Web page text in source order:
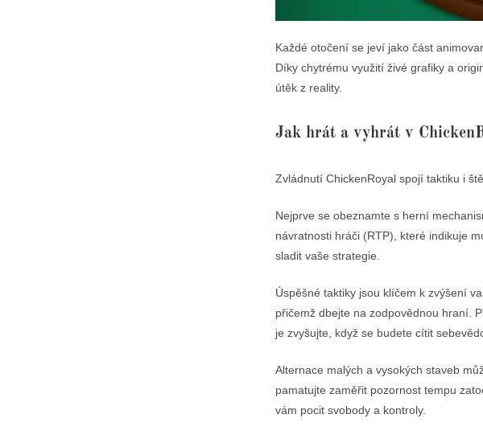
Každé otočení se jeví jako část
Díky chytrému využití živé grafiky a
útěk z reality.
Jak hrát a vyhrát v
Zvládnutí ChickenRoyal spojí taktiku i
Nejprve se obeznamte s herní
návratnosti hráči (RTP), které indikuje
sladit vaše strategie.
Úspěšné taktiky jsou klíčem k zvýšení
přičemž dbejte na zodpovědnou hraní.
je zvyšujte, když se budete cítit
Alternace malých a vysokých staveb
pamatujte zaměřit pozornost tempu
vám pocit svobody a kontroly.